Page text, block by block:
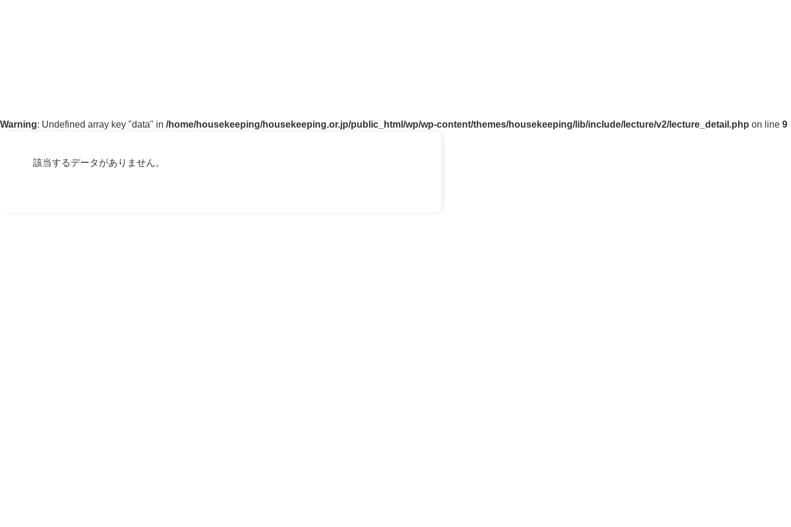
Warning: Undefined array key "data" in /home/housekeeping/housekeeping.or.jp/public_html/wp/wp-content/themes/housekeeping/lib/include/lecture/v2/lecture_detail.php on line 9
該当するデータがありません。